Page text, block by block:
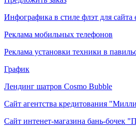
Инфографика в стиле флэт для сайта
Реклама мобильных телефонов
Реклама установки техники в
График
Лендинг шатров Cosmo Bubble
Сайт агентства кредитования
Сайт интенет-магазина бань-бочек